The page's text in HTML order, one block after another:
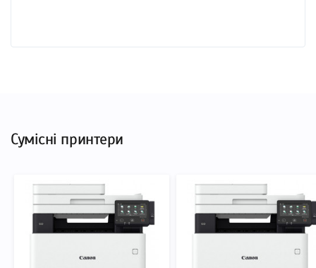
Сумісні принтери